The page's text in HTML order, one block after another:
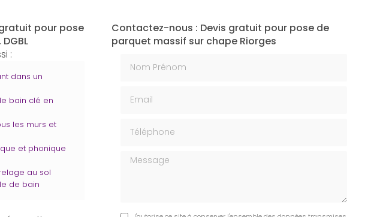
pour pose
:
dans un
bain clé en
les murs et
et phonique
au sol
de bain
Contactez-nous : Devis gratuit pour pose de
parquet massif sur chape Riorges
Message